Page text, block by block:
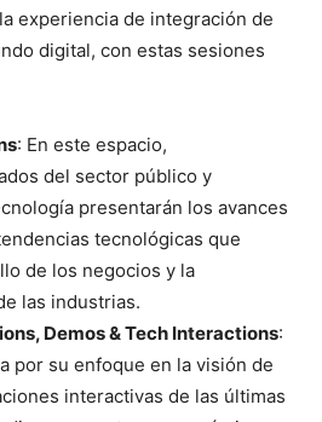
experiencia de integración de
digital, con estas sesiones
: En este espacio,
del sector público y
presentarán los avances
tecnológicas que
de los negocios y la
las industrias.
Demos & Tech Interactions:
por su enfoque en la visión de
interactivas de las últimas